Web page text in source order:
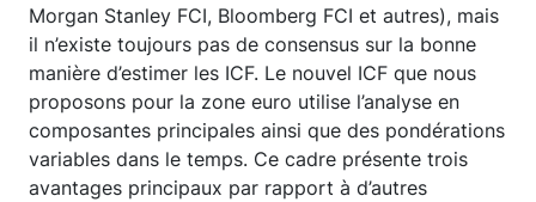
Morgan Stanley FCI, Bloomberg FCI et autres), mais
il n’existe toujours pas de consensus sur la bonne
manière d’estimer les ICF. Le nouvel ICF que nous
proposons pour la zone euro utilise l’analyse en
composantes principales ainsi que des pondérations
variables dans le temps. Ce cadre présente trois
avantages principaux par rapport à d’autres